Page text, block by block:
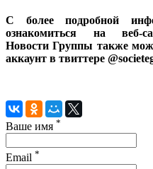
С более подробной
ознакомиться на веб-
Новости Группы также
аккаунт в твиттере @
Ваше имя *
Email *